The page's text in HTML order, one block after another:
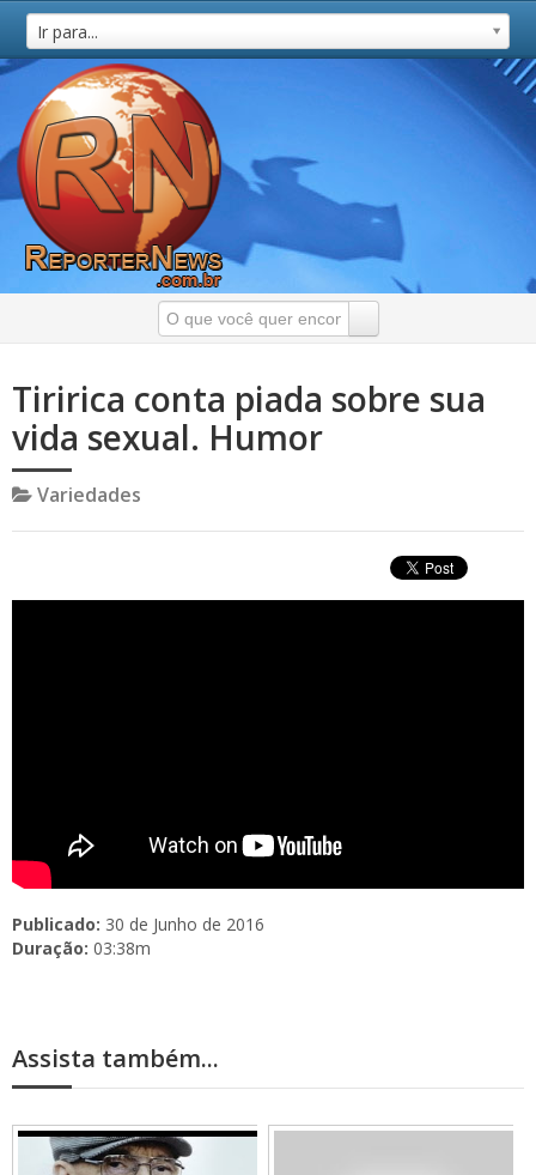
Ir para...
Tiririca conta piada sobre sua
vida sexual. Humor
Variedades
Publicado: 30 de Junho de 2016
Duração: 03:38m
Assista também...